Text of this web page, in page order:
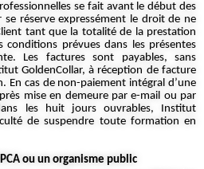
se fait avant le début des
se réserve expressément le droit de ne
tant que la totalité de la prestation
conditions prévues dans les présentes
Les factures sont payables, sans
GoldenCollar, à réception de facture
En cas de non-paiement intégral d’une
mise en demeure par e-mail ou par
les huit jours ouvrables, Institut
de suspendre toute formation en
ou un organisme public